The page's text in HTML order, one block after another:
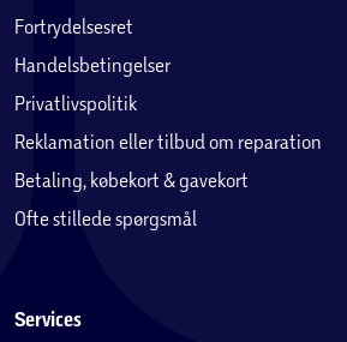
Fortrydelsesret
Handelsbetingelser
Privatlivspolitik
Reklamation eller tilbud om reparation
Betaling, købekort & gavekort
Ofte stillede spørgsmål
Services